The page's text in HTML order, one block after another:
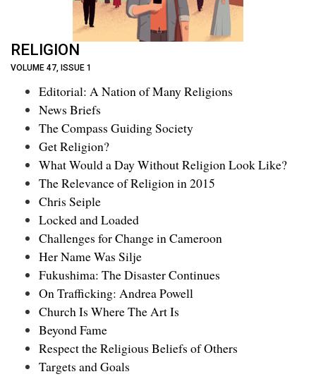
RELIGION
VOLUME 47, ISSUE 1
Editorial: A Nation of Many Religions
News Briefs
The Compass Guiding Society
Get Religion?
What Would a Day Without Religion Look Like?
The Relevance of Religion in 2015
Chris Seiple
Locked and Loaded
Challenges for Change in Cameroon
Her Name Was Silje
Fukushima: The Disaster Continues
On Trafficking: Andrea Powell
Church Is Where The Art Is
Beyond Fame
Respect the Religious Beliefs of Others
Targets and Goals